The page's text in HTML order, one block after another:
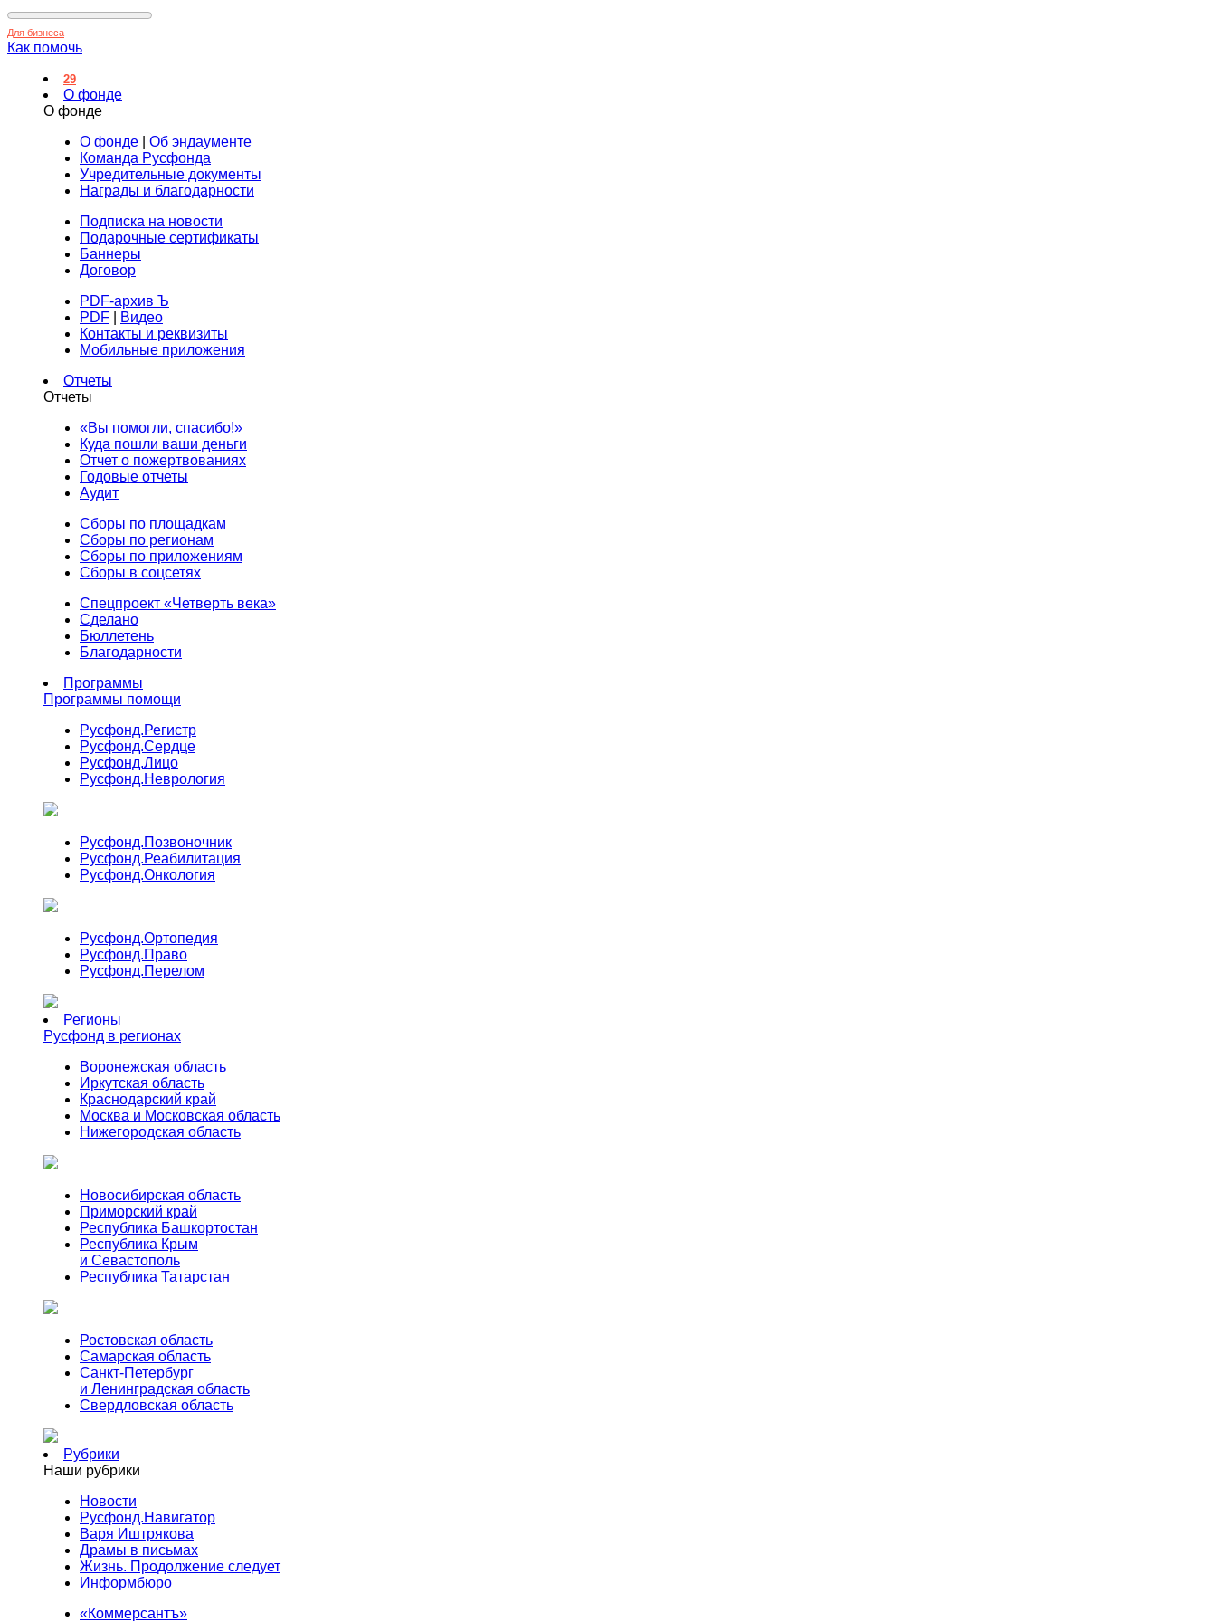
Для бизнеса
Как помочь
29
О фонде
О фонде
О фонде
Об эндаументе
Команда Русфонда
Учредительные документы
Награды и благодарности
Подписка на новости
Подарочные сертификаты
Баннеры
Договор
PDF-архив Ъ
PDF
Видео
Контакты и реквизиты
Мобильные приложения
Отчеты
Отчеты
«Вы помогли, спасибо!»
Куда пошли ваши деньги
Отчет о пожертвованиях
Годовые отчеты
Аудит
Сборы по площадкам
Сборы по регионам
Сборы по приложениям
Сборы в соцсетях
Спецпроект «Четверть века»
Сделано
Бюллетень
Благодарности
Программы
Программы помощи
Русфонд.Регистр
Русфонд.Сердце
Русфонд.Лицо
Русфонд.Неврология
Русфонд.Позвоночник
Русфонд.Реабилитация
Русфонд.Онкология
Русфонд.Ортопедия
Русфонд.Право
Русфонд.Перелом
Регионы
Русфонд в регионах
Воронежская область
Иркутская область
Краснодарский край
Москва и Московская область
Нижегородская область
Новосибирская область
Приморский край
Республика Башкортостан
Республика Крым
и Севастополь
Республика Татарстан
Ростовская область
Самарская область
Санкт-Петербург
и Ленинградская область
Свердловская область
Рубрики
Наши рубрики
Новости
Русфонд.Навигатор
Варя Иштрякова
Драмы в письмах
Жизнь. Продолжение следует
Информбюро
«Коммерсантъ»